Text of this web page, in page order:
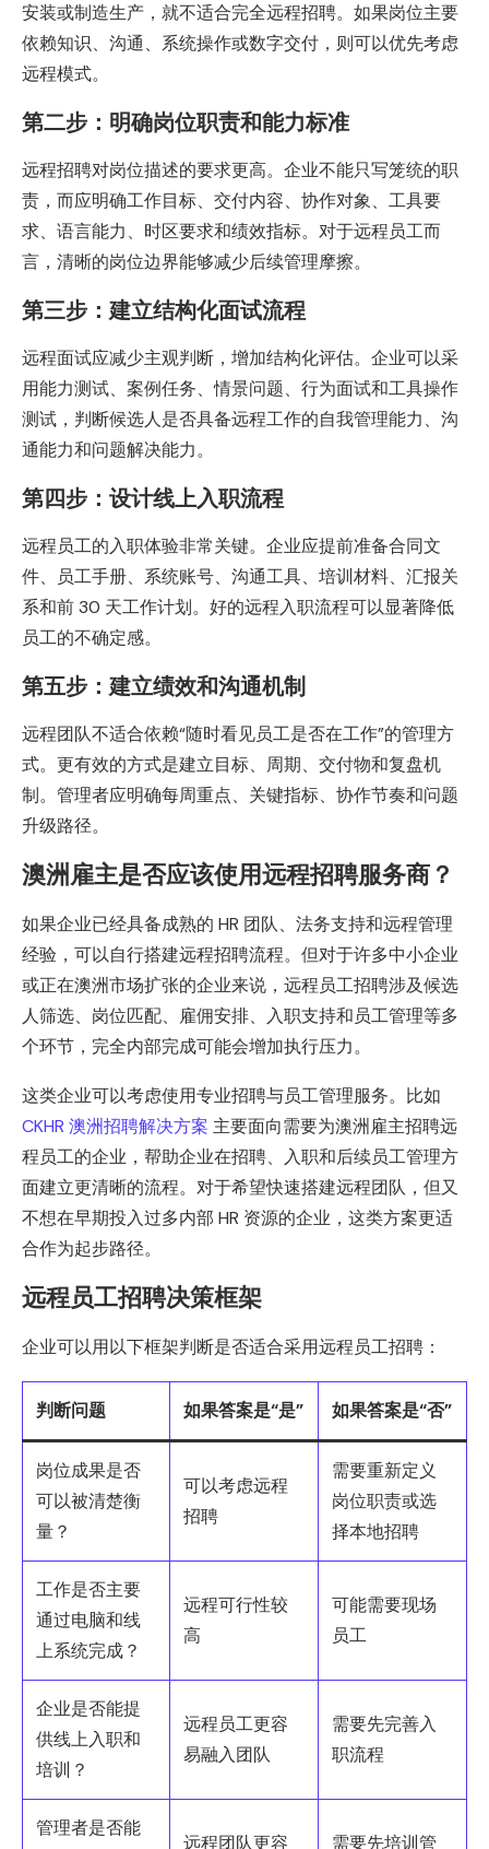
安装或制造生产，就不适合完全远程招聘。如果岗位主要
依赖知识、沟通、系统操作或数字交付，则可以优先考虑
远程模式。
第二步：明确岗位职责和能力标准
远程招聘对岗位描述的要求更高。企业不能只写笼统的职
责，而应明确工作目标、交付内容、协作对象、工具要
求、语言能力、时区要求和绩效指标。对于远程员工而
言，清晰的岗位边界能够减少后续管理摩擦。
第三步：建立结构化面试流程
远程面试应减少主观判断，增加结构化评估。企业可以采
用能力测试、案例任务、情景问题、行为面试和工具操作
测试，判断候选人是否具备远程工作的自我管理能力、沟
通能力和问题解决能力。
第四步：设计线上入职流程
远程员工的入职体验非常关键。企业应提前准备合同文
件、员工手册、系统账号、沟通工具、培训材料、汇报关
系和前 30 天工作计划。好的远程入职流程可以显著降低
员工的不确定感。
第五步：建立绩效和沟通机制
远程团队不适合依赖“随时看见员工是否在工作”的管理方
式。更有效的方式是建立目标、周期、交付物和复盘机
制。管理者应明确每周重点、关键指标、协作节奏和问题
升级路径。
澳洲雇主是否应该使用远程招聘服务商？
如果企业已经具备成熟的 HR 团队、法务支持和远程管理
经验，可以自行搭建远程招聘流程。但对于许多中小企业
或正在澳洲市场扩张的企业来说，远程员工招聘涉及候选
人筛选、岗位匹配、雇佣安排、入职支持和员工管理等多
个环节，完全内部完成可能会增加执行压力。
这类企业可以考虑使用专业招聘与员工管理服务。比如
CKHR 澳洲招聘解决方案 主要面向需要为澳洲雇主招聘远
程员工的企业，帮助企业在招聘、入职和后续员工管理方
面建立更清晰的流程。对于希望快速搭建远程团队，但又
不想在早期投入过多内部 HR 资源的企业，这类方案更适
合作为起步路径。
远程员工招聘决策框架
企业可以用以下框架判断是否适合采用远程员工招聘：
判断问题 如果答案是“是” 如果答案是“否”
岗位成果是否
可以被清楚衡
量？
可以考虑远程
招聘
需要重新定义
岗位职责或选
择本地招聘
工作是否主要
通过电脑和线
上系统完成？
远程可行性较
高
可能需要现场
员工
企业是否能提
供线上入职和
培训？
远程员工更容
易融入团队
需要先完善入
职流程
管理者是否能
远程团队更容 需要先培训管